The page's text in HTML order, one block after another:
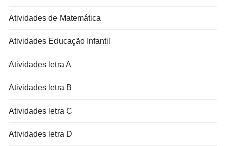
Atividades de Matemática
Atividades Educação Infantil
Atividades letra A
Atividades letra B
Atividades letra C
Atividades letra D